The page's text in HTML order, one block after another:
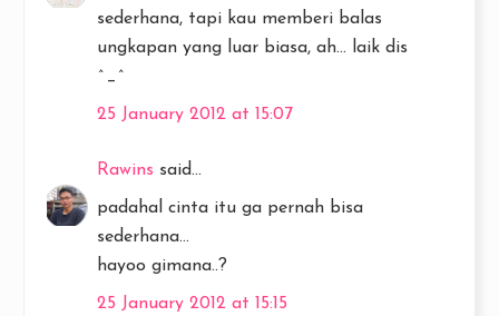
sederhana, tapi kau memberi balas
ungkapan yang luar biasa, ah... laik dis
^_^
25 January 2012 at 15:07
Rawins said...
padahal cinta itu ga pernah bisa
sederhana...
hayoo gimana..?
25 January 2012 at 15:15